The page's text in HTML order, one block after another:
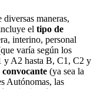
maneras,
el tipo de
interino, personal
varía según los
y A2 hasta B, C1, C2 y
(ya sea la
Autónomas, las